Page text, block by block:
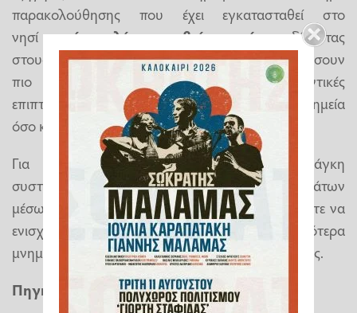
παρακολούθησης που έχει εγκατασταθεί στο
νησίπαρέχει πλέον ακριβείς μετρήσεις, δίνοντας
στους επιστήμονες τη δυνατότητα να διαμορφώσουν
πιο αξιόπιστες προβλέψεις για τις μελλοντικές
επιπτώσεις της κλιματικής αλλαγής τόσο στα μνημεία
όσο και στο φυσικό περιβάλλον της Δήλου.
Για τον λόγο αυτό υπογράμμισε την ανάγκη
συστηματικής καταγραφής και μελέτης των κυμάτων
μέσω
εξειδικευμένων οργάνων μέτρησης
, ώστε να
ενισχυθεί η προστασία ενός από τα σημαντικότερα
μνημεία της παγκόσμιας πολιτιστικής κληρονομιάς.
Πηγή
newsbomb.gr